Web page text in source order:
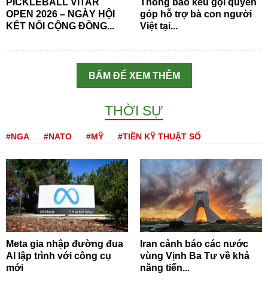
OPEN 2026 – NGÀY HỘI
KẾT NỐI CỘNG ĐỒNG...
góp hỗ trợ bà con người
Việt tại...
BẤM ĐỂ XEM THÊM
THỜI SỰ
#NGA #NATO #MỸ #TIỀN KỸ THUẬT SỐ
Meta gia nhập đường đua
AI lập trình với công cụ
mới
Iran cảnh báo các nước
vùng Vịnh Ba Tư về khả
năng tiến...